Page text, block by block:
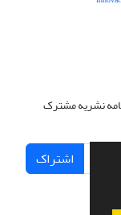
نشریه مشترک
اشتراک